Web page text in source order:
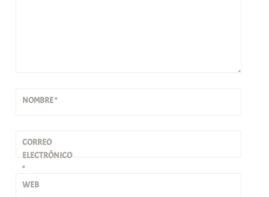
NOMBRE*
CORREO
ELECTRÓNICO
*
WEB